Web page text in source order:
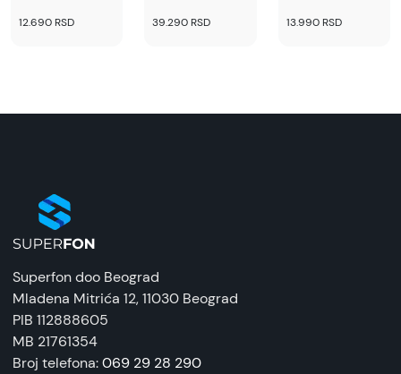
12.690 RSD 39.290 RSD 13.990 RSD
Superfon doo Beograd
Mladena Mitrića 12, 11030 Beograd
PIB 112888605
MB 21761354
Broj telefona:069 29 28 290